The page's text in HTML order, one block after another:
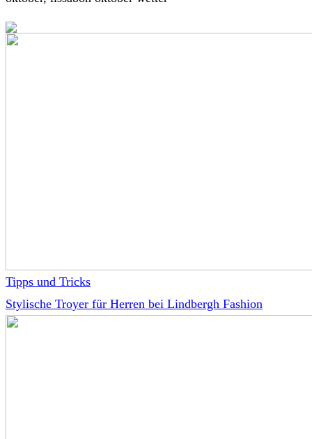
Tipps und Tricks
Stylische Troyer für Herren bei Lindbergh Fashion